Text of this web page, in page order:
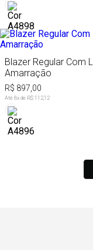
Blazer Regular Com
Amarração
R$ 897,00
Até 8x de R$ 112,12